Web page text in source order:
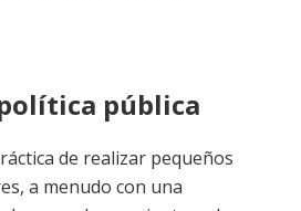
pública
de realizar pequeños
a menudo con una